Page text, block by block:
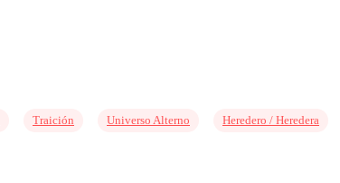
Traición Universo Alterno Heredero / Heredera